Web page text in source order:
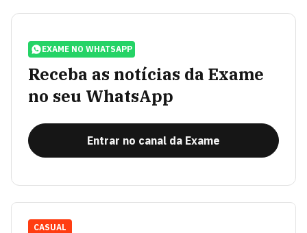
EXAME NO WHATSAPP
Receba as notícias da Exame
no seu WhatsApp
Entrar no canal da Exame
CASUAL